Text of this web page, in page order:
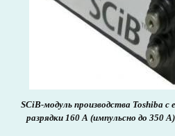
SCiB-модуль производства Toshiba
разрядки 160 А (импульсно до 350